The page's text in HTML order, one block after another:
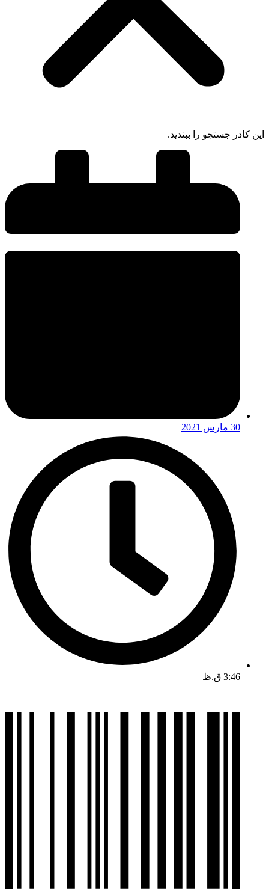
این کادر جستجو را ببندید.
30 مارس 2021
3:46 ق.ظ